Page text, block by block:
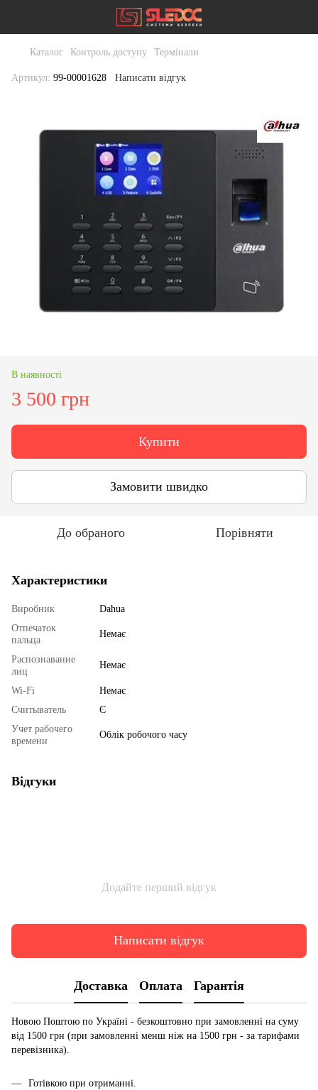
Каталог Контроль доступу Термінали
Артикул: 99-00001628 Написати відгук
В наявності
3 500 грн
Купити
Замовити швидко
До обраного Порівняти
Характеристики
Виробник
Dahua
Отпечаток
пальца
Немає
Распознавание
лиц
Немає
Wi-Fi
Немає
Считыватель
Є
Учет рабочего
времени
Облік робочого часу
Відгуки
Додайте перший відгук
Написати відгук
Доставка Оплата Гарантія
Новою Поштою по Україні - безкоштовно при замовленні на суму
від 1500 грн (при замовленні менш ніж на 1500 грн - за тарифами
перевізника).
Готівкою при отриманні.